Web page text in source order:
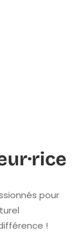
pour
!